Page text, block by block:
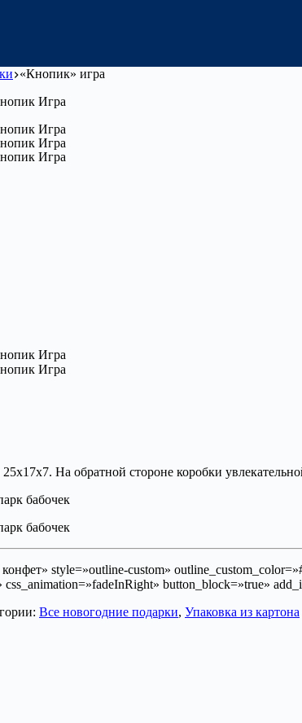
«Кнопик» игра
На обратной стороне коробки
бабочек
бабочек
style=»outline-custom»
css_animation=»fadeInRight» button_block=»true»
Все новогодние подарки, Упаковка из картона